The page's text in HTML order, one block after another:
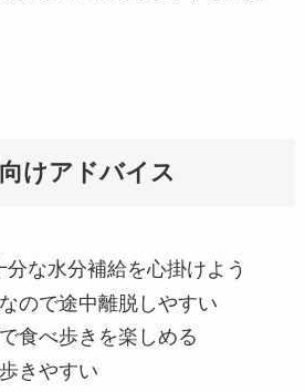
けアドバイス
な水分補給を心掛けよう
ので途中離脱しやすい
食べ歩きを楽しめる
きやすい